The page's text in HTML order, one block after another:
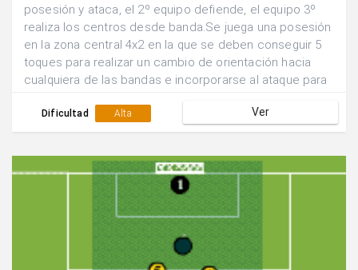
posesión y ataca, el 2º equipo defiende, el equipo 3º
realiza los centros desde banda.Se juega una posesión
en la zona central 4x2 en la que se deben conseguir 5
toques para realizar un cambio de orientación hacia
cualquiera de las bandas e incorporarse al ataque para
consiguen en 5 min y se rotan las funciones de los
equipos.
Dificultad Alta Ver